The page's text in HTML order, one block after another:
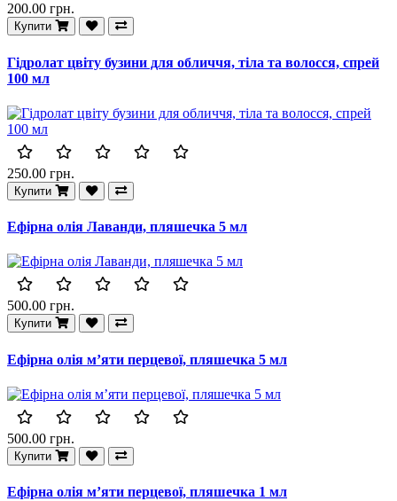
200.00 грн.
Купити
Гідролат цвіту бузини для обличчя, тіла та волосся, спрей
100 мл
250.00 грн.
Купити
Ефірна олія Лаванди, пляшечка 5 мл
500.00 грн.
Купити
Ефірна олія м’яти перцевої, пляшечка 5 мл
500.00 грн.
Купити
Ефірна олія м’яти перцевої, пляшечка 1 мл